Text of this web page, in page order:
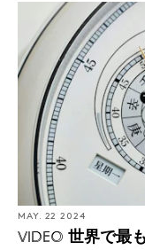
MAY. 22 2024
VIDEO 世界で最